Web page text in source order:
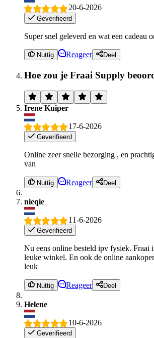
20-6-2026
Geverifieerd
Super snel geleverd en wat een cadeau
Nuttig Reageer Deel
Hoe zou je Fraai Supply
Irene Kuiper
17-6-2026
Geverifieerd
Online zeer snelle bezorging , en
van
Nuttig Reageer Deel
nieqie
11-6-2026
Geverifieerd
Nu eens online besteld ipv fysiek. Fraai
leuke winkel. En ook de online
leuk
Nuttig Reageer Deel
Helene
10-6-2026
Geverifieerd